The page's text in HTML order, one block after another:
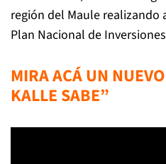
región del Maule realizando
Plan Nacional de
MIRA ACÁ UN
KALLE SABE”